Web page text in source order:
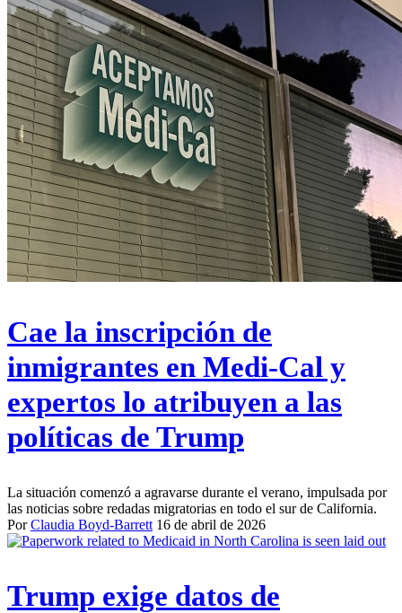
Cae la inscripción de
inmigrantes en Medi-Cal y
expertos lo atribuyen a las
políticas de Trump
La situación comenzó a agravarse durante el verano, impulsada por
las noticias sobre redadas migratorias en todo el sur de California.
PorClaudia Boyd-Barrett 16 de abril de 2026
Trump exige datos de